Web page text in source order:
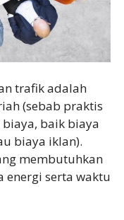
trafik adalah
(sebab praktis
baik biaya
biaya iklan).
membutuhkan
energi serta waktu